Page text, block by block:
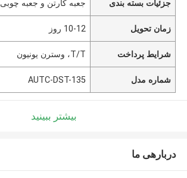
جزئیات بسته بندی جعبه کارتن و جعبه چوبی
زمان تحویل 10-12 روز
شرایط پرداخت T/T، وسترن یونیون
شماره مدل AUTC-DST-135
بیشتر ببینید
دربارهی ما